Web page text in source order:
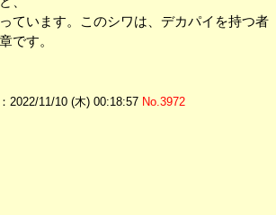
ています。このシワは、デカパイを持つ者
です。
：2022/11/10 (木) 00:18:57 No.3972